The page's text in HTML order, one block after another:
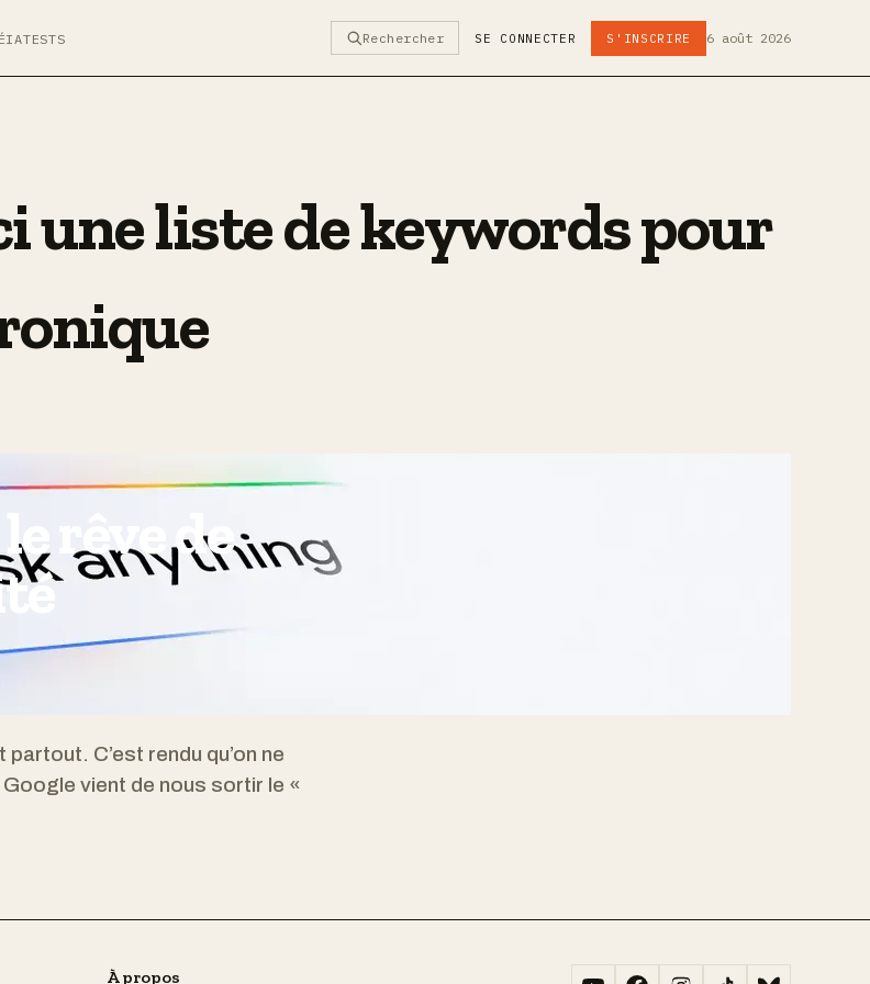
IATESTS Rechercher SE CONNECTER S'INSCRIRE 6 août 2026
une liste de keywords pour
rêve de
C’est rendu qu’on ne
vient de nous sortir le «
À propos